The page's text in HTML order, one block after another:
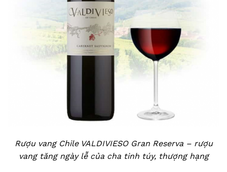
Rượu vang Chile VALDIVIESO Gran Reserva – rượu
vang tăng ngày lễ của cha tinh túy, thượng hạng